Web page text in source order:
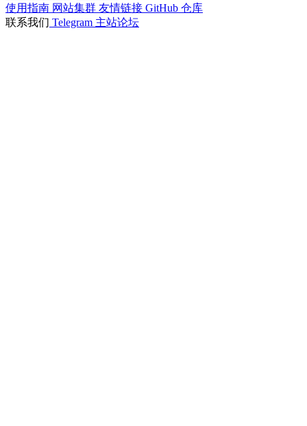
使用指南 网站集群 友情链接 GitHub 仓库
联系我们 Telegram 主站论坛